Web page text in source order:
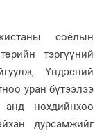
соёлын
тэргүүний
Үндэсний
уран бүтээлээ
анд нөхдийнхөө
дурсамжийг